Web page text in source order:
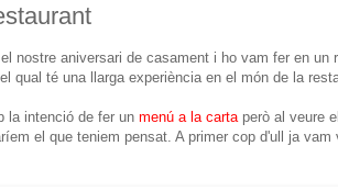
nostre aniversari de casament i ho vam fer en un
qual té una llarga experiència en el món de la
la intenció de fer un menú a la cartaperò al veure
el que teniem pensat. A primer cop d'ull ja